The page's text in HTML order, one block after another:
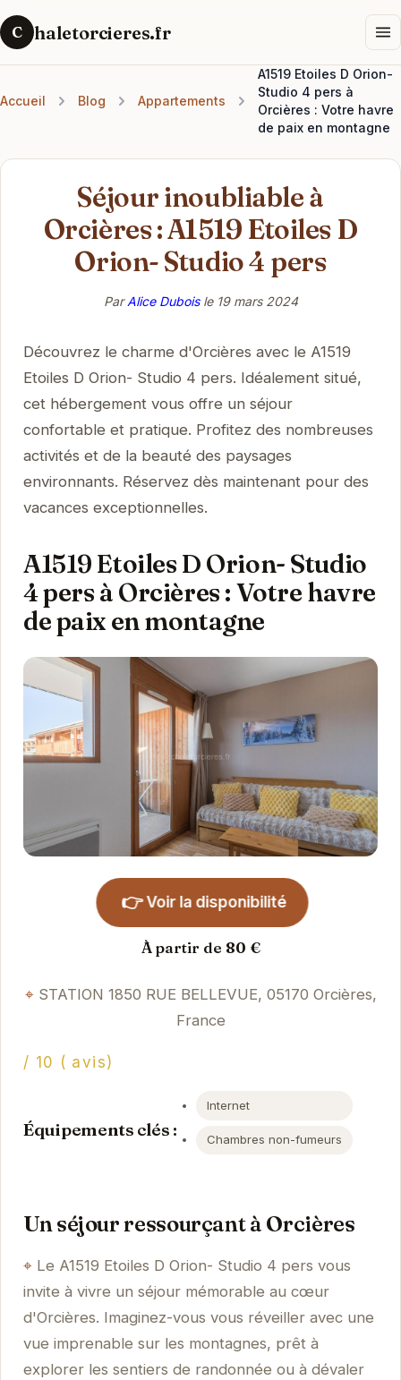
C haletorcieres.fr
Accueil Blog Appartements
A1519 Etoiles D Orion-
Studio 4 pers à
Orcières : Votre havre
de paix en montagne
Séjour inoubliable à
Orcières : A1519 Etoiles D
Orion- Studio 4 pers
ParAlice Duboisle 19 mars 2024
Découvrez le charme d'Orcières avec le A1519
Etoiles D Orion- Studio 4 pers. Idéalement situé,
cet hébergement vous offre un séjour
confortable et pratique. Profitez des nombreuses
activités et de la beauté des paysages
environnants. Réservez dès maintenant pour des
vacances exceptionnelles.
A1519 Etoiles D Orion- Studio
4 pers à Orcières : Votre havre
de paix en montagne
👉 Voir la disponibilité
À partir de 80 €
STATION 1850 RUE BELLEVUE, 05170 Orcières,
France
/ 10 ( avis)
Équipements clés :
Internet
Chambres non-fumeurs
Un séjour ressourçant à Orcières
Le A1519 Etoiles D Orion- Studio 4 pers vous
invite à vivre un séjour mémorable au cœur
d'Orcières. Imaginez-vous vous réveiller avec une
vue imprenable sur les montagnes, prêt à
explorer les sentiers de randonnée ou à dévaler